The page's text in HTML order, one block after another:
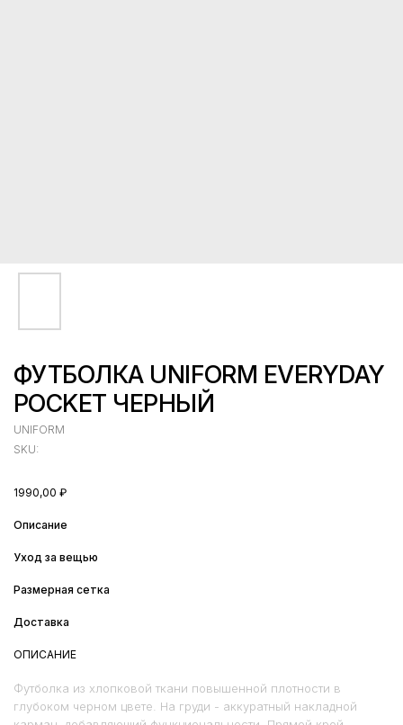
ФУТБОЛКА UNIFORM EVERYDAY
POCKET ЧЕРНЫЙ
UNIFORM
SKU:
1990,00 ₽
Описание
Уход за вещью
Размерная сетка
Доставка
ОПИСАНИЕ
Футболка из хлопковой ткани повышенной плотности в
глубоком черном цвете. На груди - аккуратный накладной